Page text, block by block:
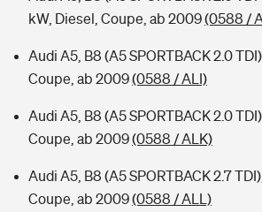
kW, Diesel, Coupe, ab 2009(0588 /
Audi A5, B8 (A5 SPORTBACK 2.0
Coupe, ab 2009(0588 / ALI)
Audi A5, B8 (A5 SPORTBACK 2.0
Coupe, ab 2009(0588 / ALK)
Audi A5, B8 (A5 SPORTBACK 2.7
Coupe, ab 2009(0588 / ALL)